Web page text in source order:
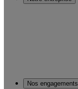
Nos engagements